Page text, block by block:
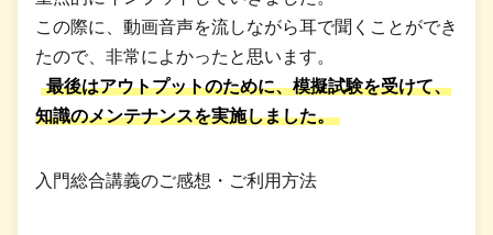
この際に、動画音声を流しながら耳で聞くことができ
たので、非常によかったと思います。
最後はアウトプットのために、模擬試験を受けて、
知識のメンテナンスを実施しました。
入門総合講義のご感想・ご利用方法